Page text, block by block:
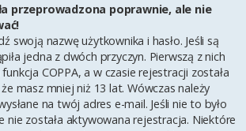
przeprowadzona poprawnie, ale nie
swoją nazwę użytkownika i hasło. Jeśli są
jedna z dwóch przyczyn. Pierwszą z nich
COPPA, a w czasie rejestracji została
masz mniej niż 13 lat. Wówczas należy
na twój adres e-mail. Jeśli nie to było
nie została aktywowana rejestracja. Niektóre